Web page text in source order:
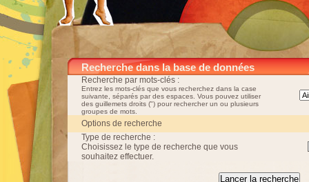
Recherche dans la base de données
Recherche par mots-clés :
Entrez les mots-clés que vous recherchez dans la case
suivante, séparés par des espaces. Vous pouvez utiliser
des guillemets droits (") pour rechercher un ou plusieurs
groupes de mots.
Options de recherche
Type de recherche :
Choisissez le type de recherche que vous
souhaitez effectuer.